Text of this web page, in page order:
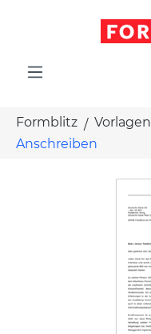
Formblitz Vorlagen
Anschreiben